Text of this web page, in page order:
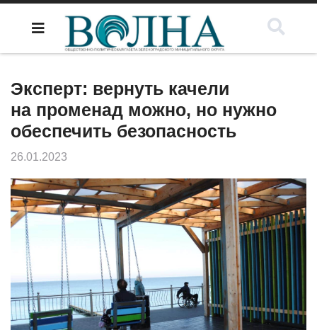
Эксперт: вернуть качели
на променад можно, но нужно
обеспечить безопасность
26.01.2023